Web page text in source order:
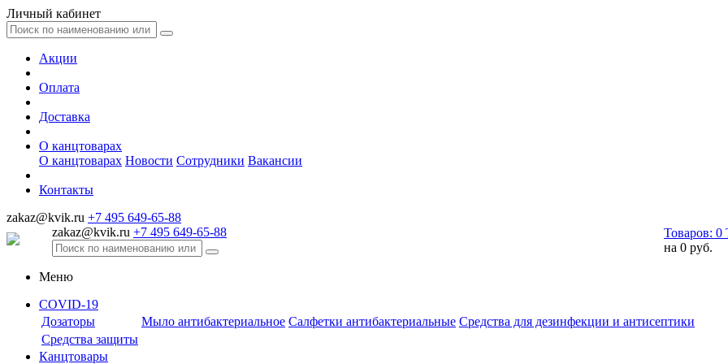
Личный кабинет
Акции
Оплата
Доставка
О канцтоварах
О канцтоварах Новости Сотрудники Вакансии
Контакты
zakaz@kvik.ru +7 495 649-65-88
zakaz@kvik.ru +7 495 649-65-88 Товаров: 0
на 0 руб.
Меню
COVID-19
Дозаторы
Мыло антибактериальное Салфетки антибактериальные Средства для дезинфекции и антисептики
Средства защиты
Канцтовары